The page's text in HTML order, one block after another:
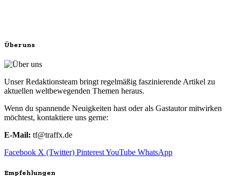
Über uns
Unser Redaktionsteam bringt regelmäßig faszinierende Artikel zu
aktuellen weltbewegenden Themen heraus.
Wenn du spannende Neuigkeiten hast oder als Gastautor mitwirken
möchtest, kontaktiere uns gerne:
E-Mail: tf@traffx.de
Facebook X (Twitter) PinterestYouTube WhatsApp
Empfehlungen